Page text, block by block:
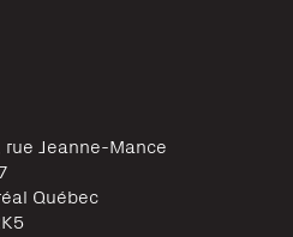
Jeanne-Mance
Québec